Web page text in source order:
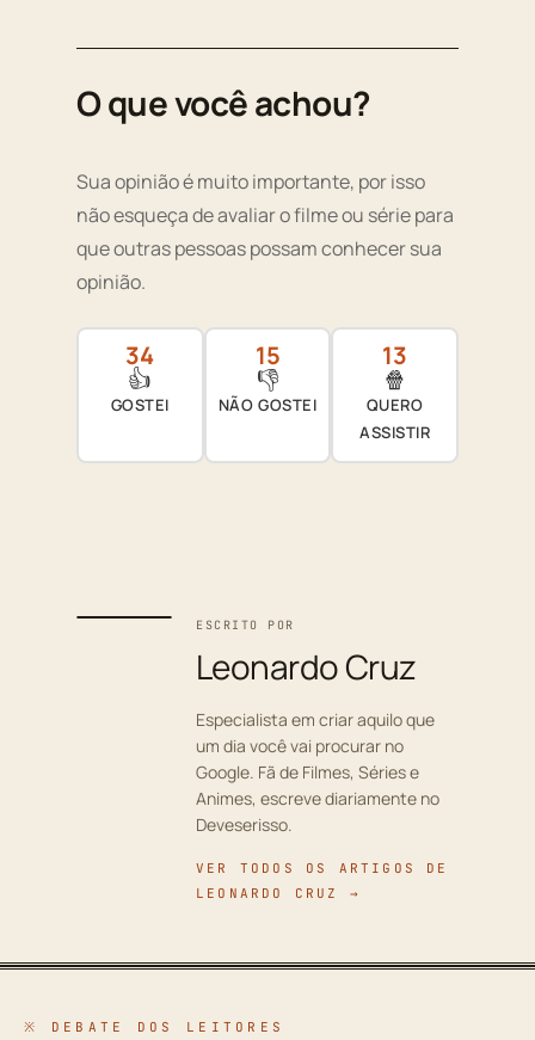
O que você achou?
Sua opinião é muito importante, por isso
não esqueça de avaliar o filme ou série para
que outras pessoas possam conhecer sua
opinião.
34
👍
GOSTEI
15
👎
NÃO GOSTEI
13
🍿
QUERO
ASSISTIR
ESCRITO POR
Leonardo Cruz
Especialista em criar aquilo que
um dia você vai procurar no
Google. Fã de Filmes, Séries e
Animes, escreve diariamente no
Deveserisso.
VER TODOS OS ARTIGOS DE
LEONARDO CRUZ →
※ DEBATE DOS LEITORES